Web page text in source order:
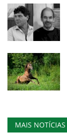
MAIS NOTÍCIAS